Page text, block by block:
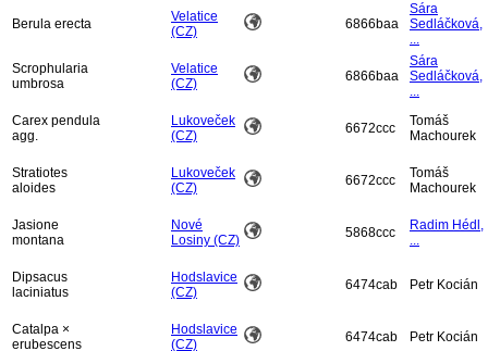
Berula erecta
Velatice
(CZ)
6866baa
Sára
Sedláčková,
...
Scrophularia
umbrosa
Velatice
(CZ)
6866baa
Sára
Sedláčková,
...
Carex pendula
agg.
Lukoveček
(CZ)
6672ccc
Tomáš
Machourek
Stratiotes
aloides
Lukoveček
(CZ)
6672ccc
Tomáš
Machourek
Jasione
montana
Nové
Losiny (CZ)
5868ccc
Radim Hédl,
...
Dipsacus
laciniatus
Hodslavice
(CZ)
6474cab Petr Kocián
Catalpa ×
erubescens
Hodslavice
(CZ)
6474cab Petr Kocián